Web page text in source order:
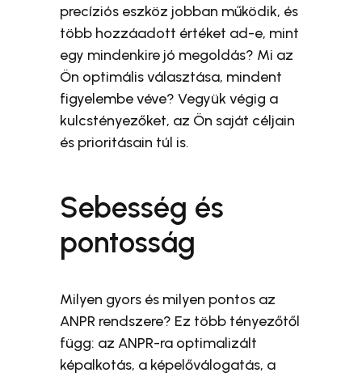
precíziós eszköz jobban működik, és
több hozzáadott értéket ad-e, mint
egy mindenkire jó megoldás? Mi az
Ön optimális választása, mindent
figyelembe véve? Vegyük végig a
kulcstényezőket, az Ön saját céljain
és prioritásain túl is.
Sebesség és
pontosság
Milyen gyors és milyen pontos az
ANPR rendszere? Ez több tényezőtől
függ: az ANPR-ra optimalizált
képalkotás, a képelőválogatás, a